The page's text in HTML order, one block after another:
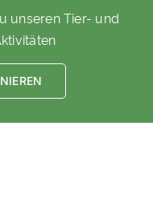
unseren Tier- und